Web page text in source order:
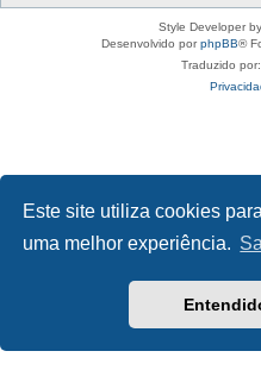
Este site utiliza cookies
uma melhor experiência.
Style Developer
Desenvolvido porphpBB®
Traduzido por: